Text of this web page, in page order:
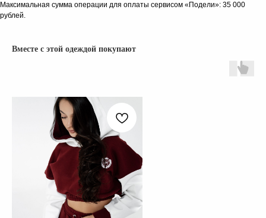
Максимальная сумма операции для оплаты сервисом «Подели»: 35 000
рублей.
Вместе с этой одеждой покупают
ВЕРХНЯЯ ОДЕЖДА
СВИТШОТЫ И ХУДИ
СВИТЕРА И ДЖЕМПЕРА
Политика
конфиденциальности
ПРОГРАММА ЛОЯЛЬНОСТИ
ПЛАТЬЯ И ЮБКИ
РУБАШКИ И БЛУЗЫ
БРЮКИ И ДЖИНСЫ
ЖАКЕТЫ И ЖИЛЕТЫ
SPORT COLLECTION
CRUISE COLLECTION
СОЦ. СЕТИ
КАТАЛОГ